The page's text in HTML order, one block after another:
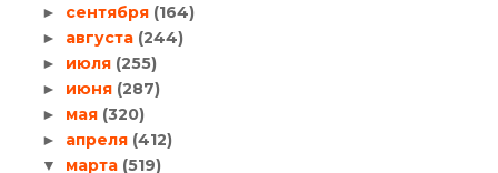
► сентября (164)
► августа (244)
► июля (255)
► июня (287)
► мая (320)
► апреля (412)
▼ марта (519)